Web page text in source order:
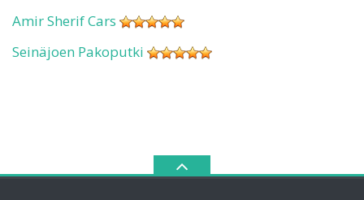
Amir Sherif Cars
Seinäjoen Pakoputki